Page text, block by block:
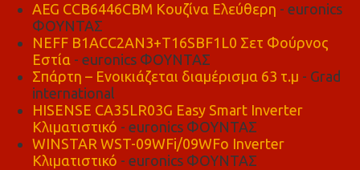
AEG CCB6446CBM Κουζίνα Ελεύθερη - euronics
ΦΟΥΝΤΑΣ
NEFF B1ACC2AN3+T16SBF1L0 Σετ Φούρνος
Εστία - euronics ΦΟΥΝΤΑΣ
Σπάρτη – Ενοικιάζεται διαμέρισμα 63 τ.μ - Grad
international
HISENSE CA35LR03G Easy Smart Inverter
Κλιματιστικό - euronics ΦΟΥΝΤΑΣ
WINSTAR WST-09WFi/09WFo Inverter
Κλιματιστικό - euronics ΦΟΥΝΤΑΣ